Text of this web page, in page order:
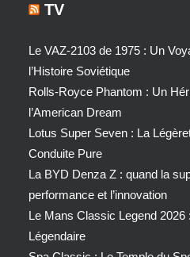
TV
Le VAZ-2103 de 1975 : Un
l’Histoire Soviétique
Rolls-Royce Phantom : Un
l’American Dream
Lotus Super Seven : La
Conduite Pure
La BYD Denza Z : quand la
performance et l’innovation
Le Mans Classic Legend 2026
Légendaire